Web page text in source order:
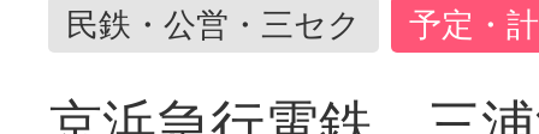
民鉄・公営・三セク 予定・